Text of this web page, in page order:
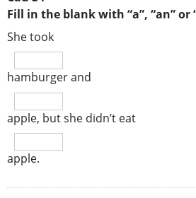
Fill in the blank with “a”, “an” or
She took
hamburger and
apple, but she didn’t eat
apple.